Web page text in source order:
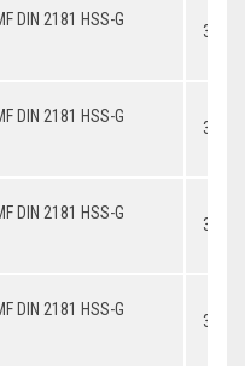
DIN 2181 HSS-G
DIN 2181 HSS-G
DIN 2181 HSS-G
DIN 2181 HSS-G